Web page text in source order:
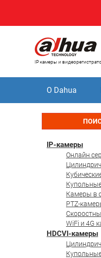
IP камеры и
О Dahua
IP-камеры
Онлайн
Камеры в
PTZ-
WiFi и 4G
HDCVI-камеры